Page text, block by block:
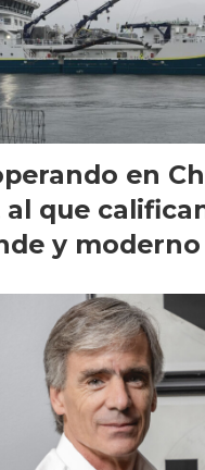
en
que
y moderno